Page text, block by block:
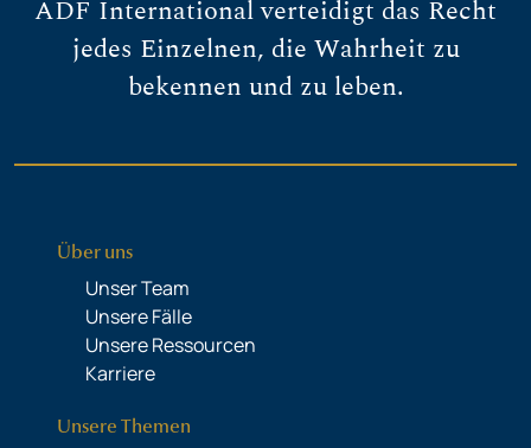
ADF International verteidigt das Recht
jedes Einzelnen, die Wahrheit zu
bekennen und zu leben.
Über uns
Unser Team
Unsere Fälle
Unsere Ressourcen
Karriere
Unsere Themen